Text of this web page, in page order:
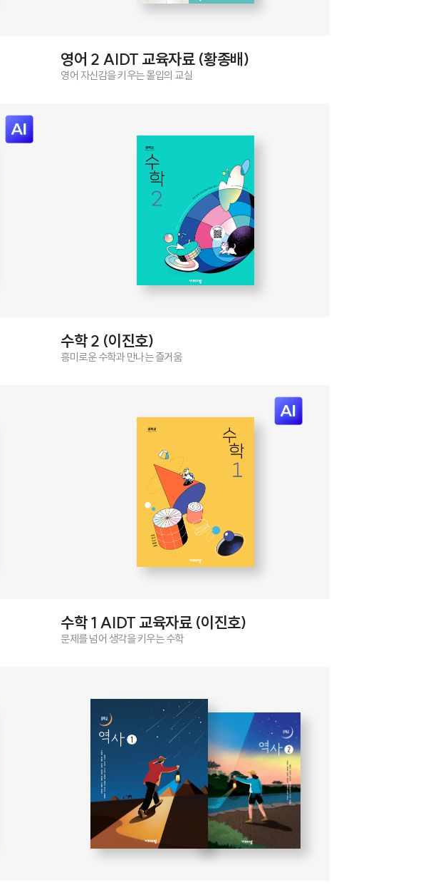
영어 2 AIDT 교육자료 (황종배)
영어 자신감을 키우는 몰입의 교실
수학 2 (이진호)
흥미로운 수학과 만나는 즐거움
수학 1 AIDT 교육자료 (이진호)
문제를 넘어 생각을 키우는 수학